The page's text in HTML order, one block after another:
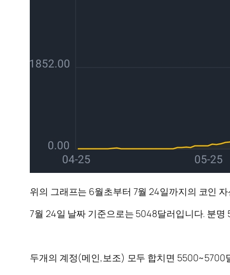
위의 그래프는 6월초부터 7월 24일까지의 코인
7월 24일 날짜 기준으로는 5048달러입니다. 분
두개의 계정(메인,보조) 모두 합치면 5500~5700